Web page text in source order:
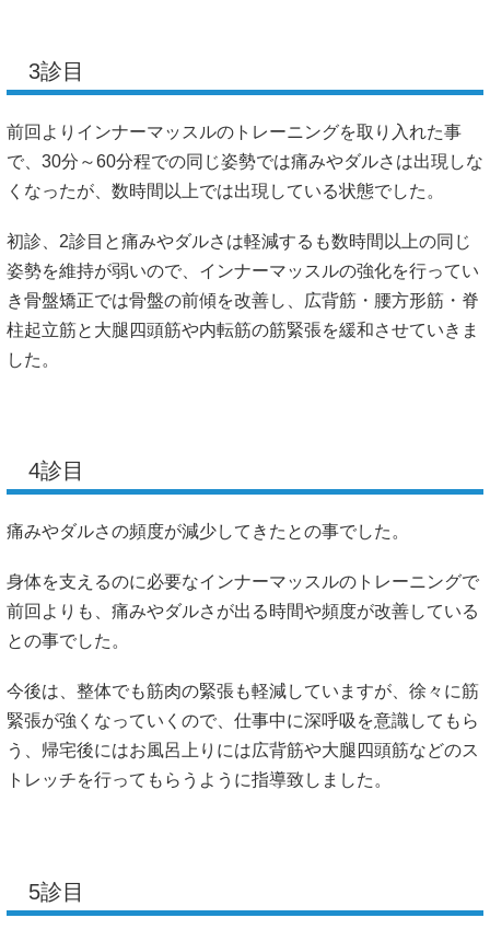
3診目
前回よりインナーマッスルのトレーニングを取り入れた事
で、30分～60分程での同じ姿勢では痛みやダルさは出現しな
くなったが、数時間以上では出現している状態でした。
初診、2診目と痛みやダルさは軽減するも数時間以上の同じ
姿勢を維持が弱いので、インナーマッスルの強化を行ってい
き骨盤矯正では骨盤の前傾を改善し、広背筋・腰方形筋・脊
柱起立筋と大腿四頭筋や内転筋の筋緊張を緩和させていきま
した。
4診目
痛みやダルさの頻度が減少してきたとの事でした。
身体を支えるのに必要なインナーマッスルのトレーニングで
前回よりも、痛みやダルさが出る時間や頻度が改善している
との事でした。
今後は、整体でも筋肉の緊張も軽減していますが、徐々に筋
緊張が強くなっていくので、仕事中に深呼吸を意識してもら
う、帰宅後にはお風呂上りには広背筋や大腿四頭筋などのス
トレッチを行ってもらうように指導致しました。
5診目